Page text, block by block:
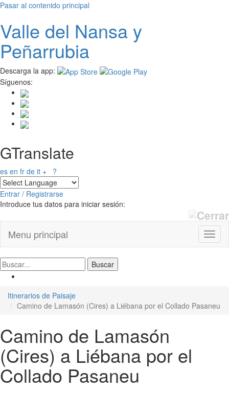
Pasar al contenido principal
Valle del Nansay
Peñarrubia
Descarga la app:
Síguenos:
GTranslate
es en fr de it + ?
Entrar / Registrarse
Introduce tus datos para iniciar sesión:
Menu principal
Itinerarios de Paisaje
Camino de Lamasón (Cires) a Liébana por el Collado Pasaneu
Camino de Lamasón
(Cires) a Liébana por el
Collado Pasaneu